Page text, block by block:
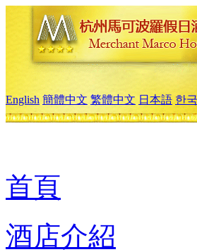
English 簡體中文 繁體中文 日本語 한
首頁
酒店介紹